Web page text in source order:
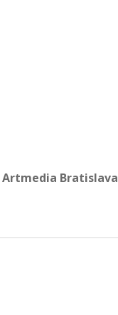
Artmedia Bratislava